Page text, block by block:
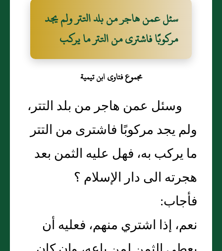
سئل عمن هاجر من بلد التتر ولم يجد
مركوبًا فاشترى من التتر ما يركب
مجموع فتاوى ابن تيمية
وسئل عمن هاجر من بلد التتر،
ولم يجد مركوبًا فاشترى من التتر
ما يركب به، فهل عليه الثمن بعد
هجرته الى دار الإسلام ‏؟‏
فأجاب‏:‏
نعم، إذا اشتري منهم، فعليه أن